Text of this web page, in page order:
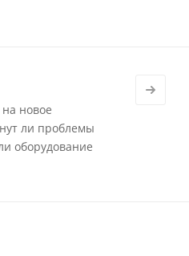
новое
ли проблемы
оборудование